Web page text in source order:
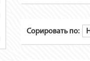
Сорировать по: